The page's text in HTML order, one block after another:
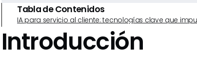
Tabla de Contenidos
IA para servicio al cliente: tecnologías clave que
Introducción